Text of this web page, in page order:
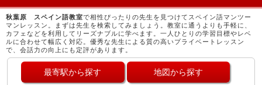
秋葉原 スペイン語教室で相性ぴったりの先生を見つけてスペイン語マンツー
マンレッスン。まずは先生を検索してみましょう。教室に通うよりも手軽に、
カフェなどを利用してリーズナブルに学べます。一人ひとりの学習目標やレベ
ルに合わせて幅広く対応。優秀な先生による質の高いプライベートレッスン
で、会話力の向上にも定評があります。
最寄駅から探す 地図から探す